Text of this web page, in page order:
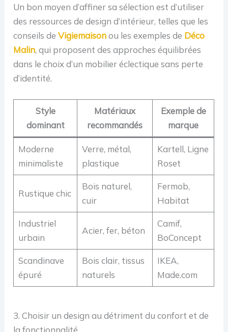
Un bon moyen d’affiner sa sélection est d’utiliser
des ressources de design d’intérieur, telles que les
conseils deVigiemaisonou les exemples de Déco
Malin, qui proposent des approches équilibrées
dans le choix d’un mobilier éclectique sans perte
d’identité.
Style
dominant
Matériaux
recommandés
Exemple de
marque
Moderne
minimaliste
Verre, métal,
plastique
Kartell, Ligne
Roset
Rustique chic
Bois naturel,
cuir
Fermob,
Habitat
Industriel
urbain
Acier, fer, béton
Camif,
BoConcept
Scandinave
épuré
Bois clair, tissus
naturels
IKEA,
Made.com
3. Choisir un design au détriment du confort et de
la fonctionnalité